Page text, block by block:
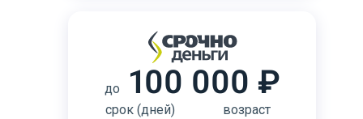
до 100 000 ₽
срок (дней) возраст